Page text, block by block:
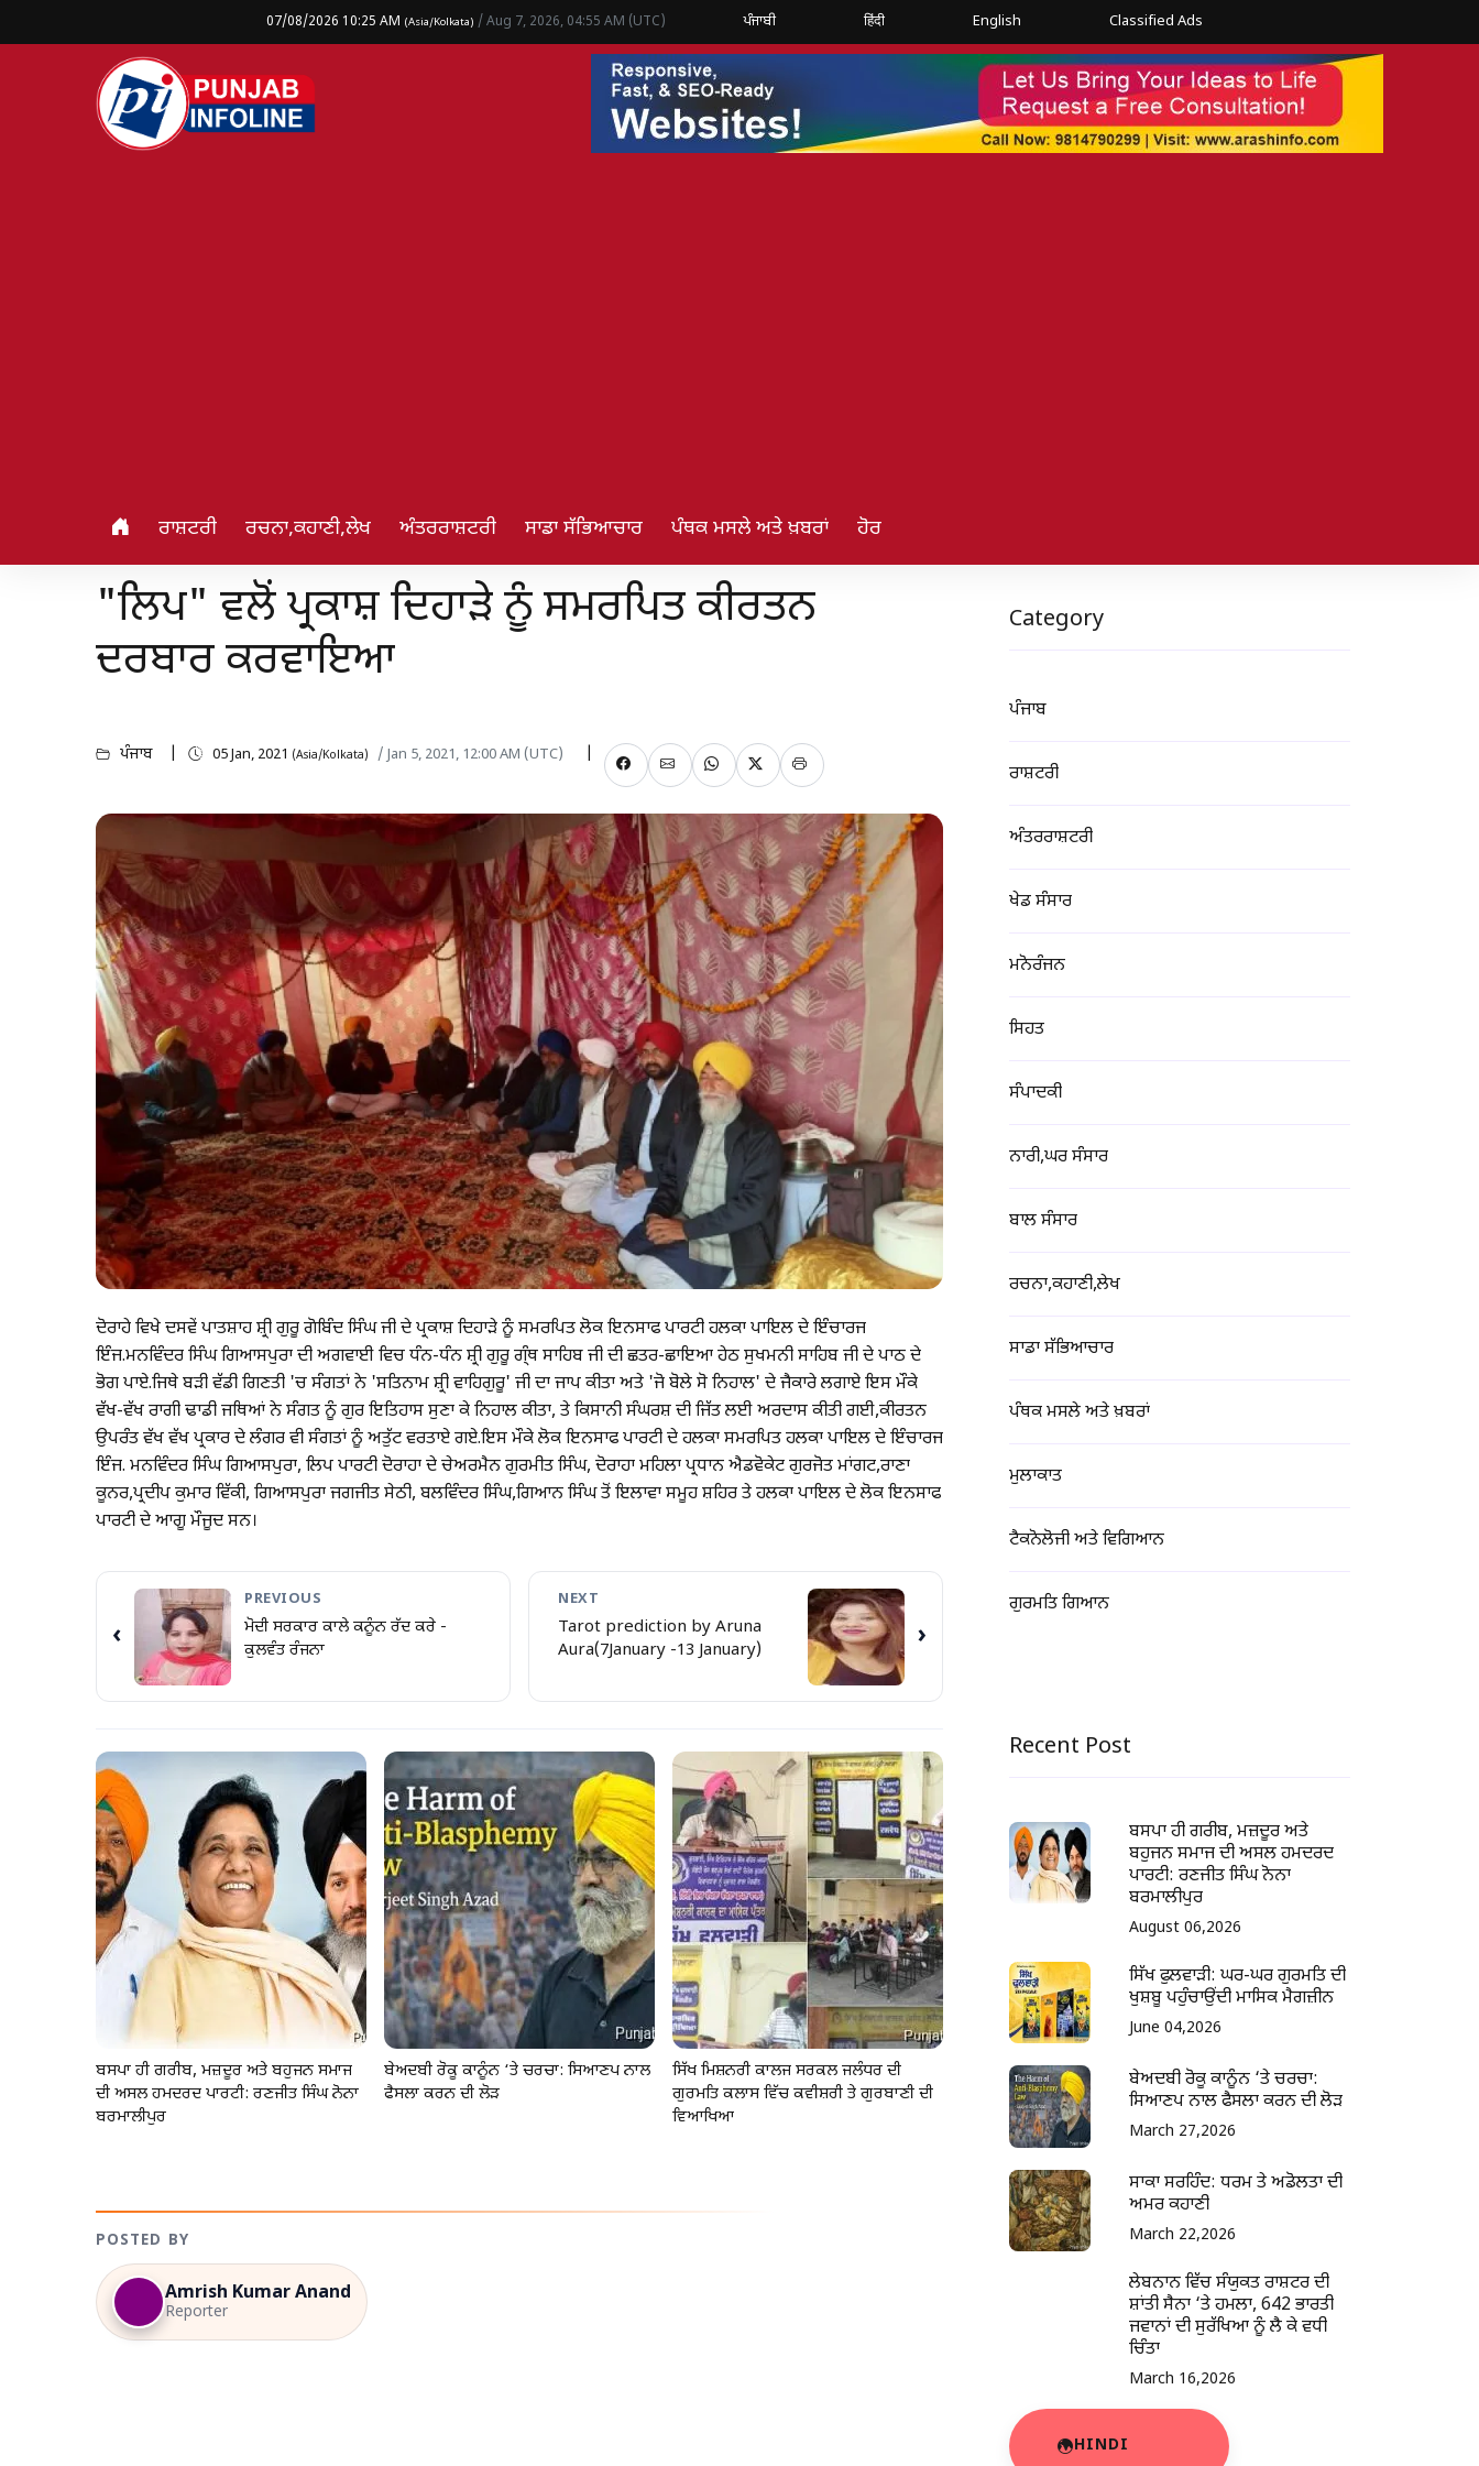
07/08/2026 10:25 AM (Asia/Kolkata) / Aug 7, 2026, 04:55 AM (UTC) ਪੰਜਾਬੀ हिंदी English Classified Ads
ਰਾਸ਼ਟਰੀ ਰਚਨਾ,ਕਹਾਣੀ,ਲੇਖ ਅੰਤਰਰਾਸ਼ਟਰੀ ਸਾਡਾ ਸੱਭਿਆਚਾਰ ਪੰਥਕ ਮਸਲੇ ਅਤੇ ਖ਼ਬਰਾਂ ਹੋਰ
"ਲਿਪ" ਵਲੋਂ ਪ੍ਰਕਾਸ਼ ਦਿਹਾੜੇ ਨੂੰ ਸਮਰਪਿਤ ਕੀਰਤਨ
ਦਰਬਾਰ ਕਰਵਾਇਆ
ਪੰਜਾਬ 05 Jan, 2021 (Asia/Kolkata) / Jan 5, 2021, 12:00 AM (UTC)
ਦੋਰਾਹੇ ਵਿਖੇ ਦਸਵੇਂ ਪਾਤਸ਼ਾਹ ਸ਼੍ਰੀ ਗੁਰੂ ਗੋਬਿੰਦ ਸਿੰਘ ਜੀ ਦੇ ਪ੍ਰਕਾਸ਼ ਦਿਹਾੜੇ ਨੂੰ ਸਮਰਪਿਤ ਲੋਕ ਇਨਸਾਫ ਪਾਰਟੀ ਹਲਕਾ ਪਾਇਲ ਦੇ ਇੰਚਾਰਜ
ਇੰਜ.ਮਨਵਿੰਦਰ ਸਿੰਘ ਗਿਆਸਪੁਰਾ ਦੀ ਅਗਵਾਈ ਵਿਚ ਧੰਨ-ਧੰਨ ਸ਼੍ਰੀ ਗੁਰੂ ਗ੍ੰਥ ਸਾਹਿਬ ਜੀ ਦੀ ਛਤਰ-ਛਾਇਆ ਹੇਠ ਸੁਖਮਨੀ ਸਾਹਿਬ ਜੀ ਦੇ ਪਾਠ ਦੇ
ਭੋਗ ਪਾਏ.ਜਿਥੇ ਬਡ਼ੀ ਵੱਡੀ ਗਿਣਤੀ 'ਚ ਸੰਗਤਾਂ ਨੇ 'ਸਤਿਨਾਮ ਸ਼੍ਰੀ ਵਾਹਿਗੁਰੂ' ਜੀ ਦਾ ਜਾਪ ਕੀਤਾ ਅਤੇ 'ਜੋ ਬੋਲੇ ਸੋ ਨਿਹਾਲ' ਦੇ ਜੈਕਾਰੇ ਲਗਾਏ ਇਸ ਮੌਕੇ
ਵੱਖ-ਵੱਖ ਰਾਗੀ ਢਾਡੀ ਜਥਿਆਂ ਨੇ ਸੰਗਤ ਨੂੰ ਗੁਰ ਇਤਿਹਾਸ ਸੁਣਾ ਕੇ ਨਿਹਾਲ ਕੀਤਾ, ਤੇ ਕਿਸਾਨੀ ਸੰਘਰਸ਼ ਦੀ ਜਿੱਤ ਲਈ ਅਰਦਾਸ ਕੀਤੀ ਗਈ,ਕੀਰਤਨ
ਉਪਰੰਤ ਵੱਖ ਵੱਖ ਪ੍ਰਕਾਰ ਦੇ ਲੰਗਰ ਵੀ ਸੰਗਤਾਂ ਨੂੰ ਅਤੁੱਟ ਵਰਤਾਏ ਗਏ.ਇਸ ਮੌਕੇ ਲੋਕ ਇਨਸਾਫ ਪਾਰਟੀ ਦੇ ਹਲਕਾ ਸਮਰਪਿਤ ਹਲਕਾ ਪਾਇਲ ਦੇ ਇੰਚਾਰਜ
ਇੰਜ. ਮਨਵਿੰਦਰ ਸਿੰਘ ਗਿਆਸਪੁਰਾ, ਲਿਪ ਪਾਰਟੀ ਦੋਰਾਹਾ ਦੇ ਚੇਅਰਮੈਨ ਗੁਰਮੀਤ ਸਿੰਘ, ਦੋਰਾਹਾ ਮਹਿਲਾ ਪ੍ਰਧਾਨ ਐਡਵੋਕੇਟ ਗੁਰਜੋਤ ਮਾਂਗਟ,ਰਾਣਾ
ਕੂਨਰ,ਪ੍ਰਦੀਪ ਕੁਮਾਰ ਵਿੱਕੀ, ਗਿਆਸਪੁਰਾ ਜਗਜੀਤ ਸੇਠੀ, ਬਲਵਿੰਦਰ ਸਿੰਘ,ਗਿਆਨ ਸਿੰਘ ਤੋਂ ਇਲਾਵਾ ਸਮੂਹ ਸ਼ਹਿਰ ਤੇ ਹਲਕਾ ਪਾਇਲ ਦੇ ਲੋਕ ਇਨਸਾਫ
ਪਾਰਟੀ ਦੇ ਆਗੂ ਮੌਜੂਦ ਸਨ।
‹
PREVIOUS
ਮੋਦੀ ਸਰਕਾਰ ਕਾਲੇ ਕਨੂੰਨ ਰੱਦ ਕਰੇ -
ਕੁਲਵੰਤ ਰੰਜਨਾ
NEXT
Tarot prediction by Aruna
Aura(7January -13 January)
›
ਬਸਪਾ ਹੀ ਗਰੀਬ, ਮਜ਼ਦੂਰ ਅਤੇ ਬਹੁਜਨ ਸਮਾਜ
ਦੀ ਅਸਲ ਹਮਦਰਦ ਪਾਰਟੀ: ਰਣਜੀਤ ਸਿੰਘ ਨੋਨਾ
ਬਰਮਾਲੀਪੁਰ
ਬੇਅਦਬੀ ਰੋਕੂ ਕਾਨੂੰਨ ‘ਤੇ ਚਰਚਾ: ਸਿਆਣਪ ਨਾਲ
ਫੈਸਲਾ ਕਰਨ ਦੀ ਲੋੜ
ਸਿੱਖ ਮਿਸ਼ਨਰੀ ਕਾਲਜ ਸਰਕਲ ਜਲੰਧਰ ਦੀ
ਗੁਰਮਤਿ ਕਲਾਸ ਵਿੱਚ ਕਵੀਸ਼ਰੀ ਤੇ ਗੁਰਬਾਣੀ ਦੀ
ਵਿਆਖਿਆ
POSTED BY
Amrish Kumar Anand
Reporter
Category
ਪੰਜਾਬ
ਰਾਸ਼ਟਰੀ
ਅੰਤਰਰਾਸ਼ਟਰੀ
ਖੇਡ ਸੰਸਾਰ
ਮਨੋਰੰਜਨ
ਸਿਹਤ
ਸੰਪਾਦਕੀ
ਨਾਰੀ,ਘਰ ਸੰਸਾਰ
ਬਾਲ ਸੰਸਾਰ
ਰਚਨਾ,ਕਹਾਣੀ,ਲੇਖ
ਸਾਡਾ ਸੱਭਿਆਚਾਰ
ਪੰਥਕ ਮਸਲੇ ਅਤੇ ਖ਼ਬਰਾਂ
ਮੁਲਾਕਾਤ
ਟੈਕਨੋਲੋਜੀ ਅਤੇ ਵਿਗਿਆਨ
ਗੁਰਮਤਿ ਗਿਆਨ
Recent Post
ਬਸਪਾ ਹੀ ਗਰੀਬ, ਮਜ਼ਦੂਰ ਅਤੇ
ਬਹੁਜਨ ਸਮਾਜ ਦੀ ਅਸਲ ਹਮਦਰਦ
ਪਾਰਟੀ: ਰਣਜੀਤ ਸਿੰਘ ਨੋਨਾ
ਬਰਮਾਲੀਪੁਰ
August 06,2026
ਸਿੱਖ ਫੁਲਵਾੜੀ: ਘਰ-ਘਰ ਗੁਰਮਤਿ ਦੀ
ਖੁਸ਼ਬੂ ਪਹੁੰਚਾਉਂਦੀ ਮਾਸਿਕ ਮੈਗਜ਼ੀਨ
June 04,2026
ਬੇਅਦਬੀ ਰੋਕੂ ਕਾਨੂੰਨ ‘ਤੇ ਚਰਚਾ:
ਸਿਆਣਪ ਨਾਲ ਫੈਸਲਾ ਕਰਨ ਦੀ ਲੋੜ
March 27,2026
ਸਾਕਾ ਸਰਹਿੰਦ: ਧਰਮ ਤੇ ਅਡੋਲਤਾ ਦੀ
ਅਮਰ ਕਹਾਣੀ
March 22,2026
ਲੇਬਨਾਨ ਵਿੱਚ ਸੰਯੁਕਤ ਰਾਸ਼ਟਰ ਦੀ
ਸ਼ਾਂਤੀ ਸੈਨਾ ‘ਤੇ ਹਮਲਾ, 642 ਭਾਰਤੀ
ਜਵਾਨਾਂ ਦੀ ਸੁਰੱਖਿਆ ਨੂੰ ਲੈ ਕੇ ਵਧੀ
ਚਿੰਤਾ
March 16,2026
HINDI